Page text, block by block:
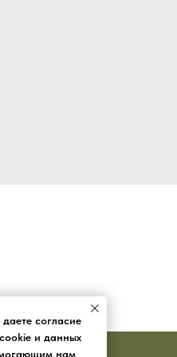
согласие
и данных
нам